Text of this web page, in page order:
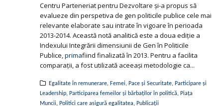
Centru Parteneriat pentru Dezvoltare și-a propus să
evalueze din perspetiva de gen politicile publice cele mai
relevante elaborate sau intrate în vigoare în perioada
2013-2014. Această notă analitică este a doua ediție a
Indexului Integrării dimensiunii de Gen în Politicile
Publice, primafiind finalizată în 2013. Pentru a facilita
comparații, a fost utilizată aceeași metodologie ca...
Egalitate în remunerare, Femei, Pace și Securitate, Participare și
Leadership, Participarea femeilor și bărbaților în politică, Piața
Muncii, Politici care asigură egalitatea, Publicații